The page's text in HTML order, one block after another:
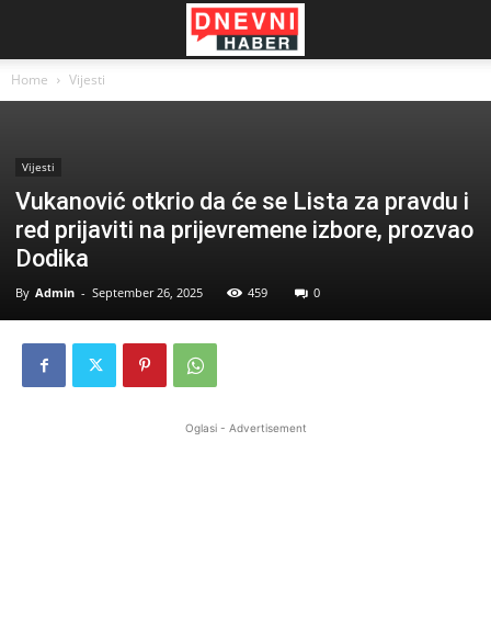
Home Vijesti
Vijesti
Vukanović otkrio da će se Lista za pravdu i
red prijaviti na prijevremene izbore, prozvao
Dodika
By Admin - September 26, 2025 459 0
Oglasi - Advertisement